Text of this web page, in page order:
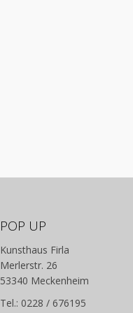
POP UP
Kunsthaus Firla
Merlerstr. 26
53340 Meckenheim
Tel.: 0228 / 676195